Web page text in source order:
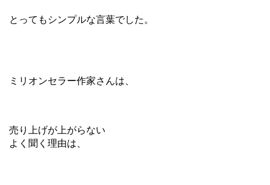
とってもシンプルな言葉でした。
ミリオンセラー作家さんは、
売り上げが上がらない
よく聞く理由は、